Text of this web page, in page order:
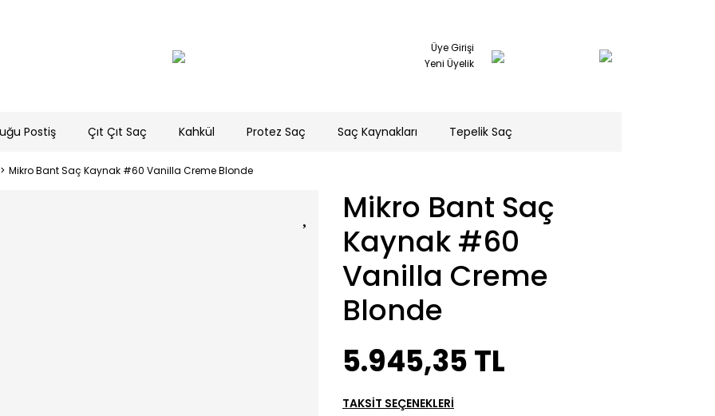
Üye Girişi
Yeni Üyelik
Postiş Çıt Çıt Saç Kahkül Protez Saç Saç Kaynakları Tepelik Saç
Mikro Bant Saç Kaynak #60 Vanilla Creme Blonde
Mikro Bant Saç
Kaynak #60
Vanilla Creme
Blonde
5.945,35 TL
TAKSİT SEÇENEKLERİ